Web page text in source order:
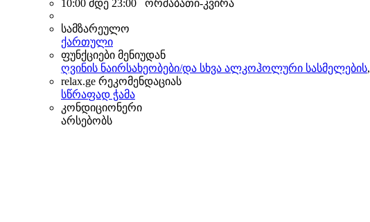
10:00 მდე 23:00 ორშაბათი-კვირა
სამზარეულო
ქართული
ფუნქციები მენიუდან
ღვინის ნაირსახეობები/და სხვა ალკოჰოლური სასმელების,
relax.ge რეკომენდაციას
სწრაფად ჭამა
კონდიციონერი
არსებობს